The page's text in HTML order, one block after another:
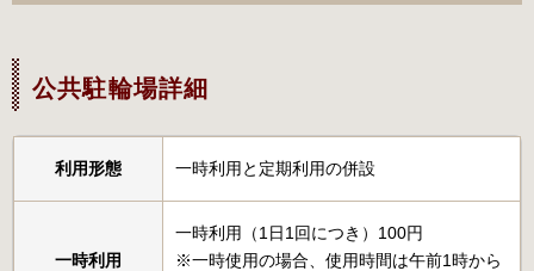
公共駐輪場詳細
利用形態 一時利用と定期利用の併設
一時利用
一時利用（1日1回につき）100円
※一時使用の場合、使用時間は午前1時から